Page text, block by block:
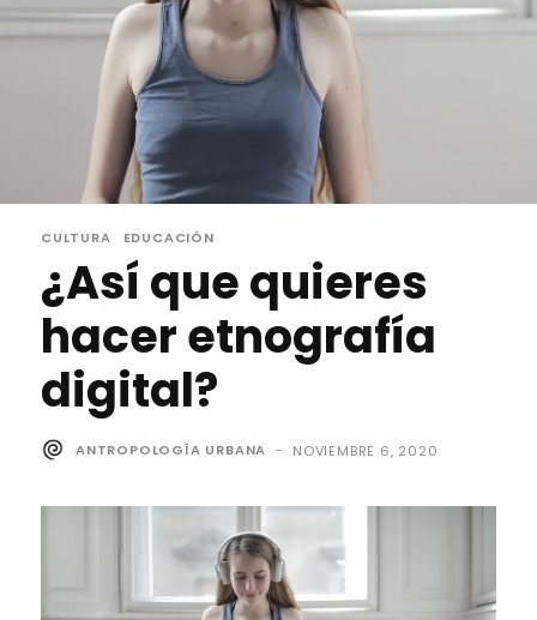
CULTURA EDUCACIÓN
¿Así que quieres
hacer etnografía
digital?
ANTROPOLOGÍA URBANA - NOVIEMBRE 6, 2020